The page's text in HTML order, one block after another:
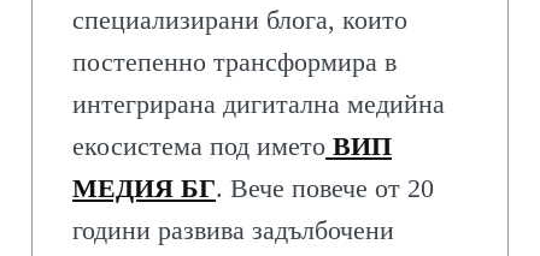
специализирани блога, които
постепенно трансформира в
интегрирана дигитална медийна
екосистема под името ВИП
МЕДИЯ БГ. Вече повече от 20
години развива задълбочени